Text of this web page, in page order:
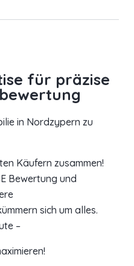
für präzise
in Nordzypern zu
Käufern zusammen!
Bewertung und
sich um alles.
–